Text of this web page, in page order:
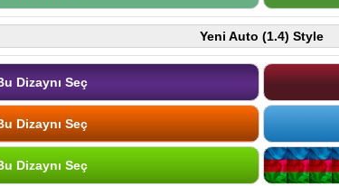
Yeni Auto (1.4) Style
Dizaynı Seç
Dizaynı Seç
Dizaynı Seç